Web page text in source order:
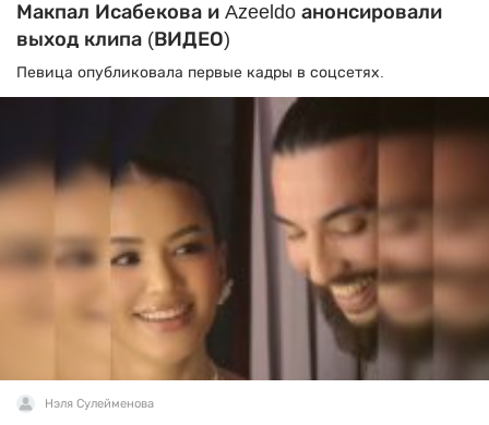
Макпал Исабекова и Azeeldo анонсировали
выход клипа (ВИДЕО)
Певица опубликовала первые кадры в соцсетях.
Нэля Сулейменова